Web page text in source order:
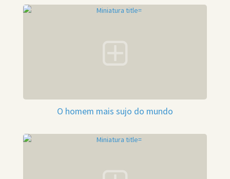
O homem mais sujo do mundo